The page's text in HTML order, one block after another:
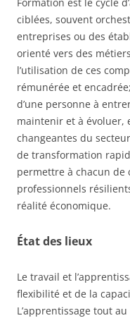
ciblées, souvent
entreprises ou des
orienté vers des
l’utilisation de ces
rémunérée et
d’une personne à
maintenir et à évoluer,
changeantes du
de transformation
permettre à chacun de
professionnels
réalité économique.
État des lieux
Le travail et
flexibilité et de la
L’apprentissage tout